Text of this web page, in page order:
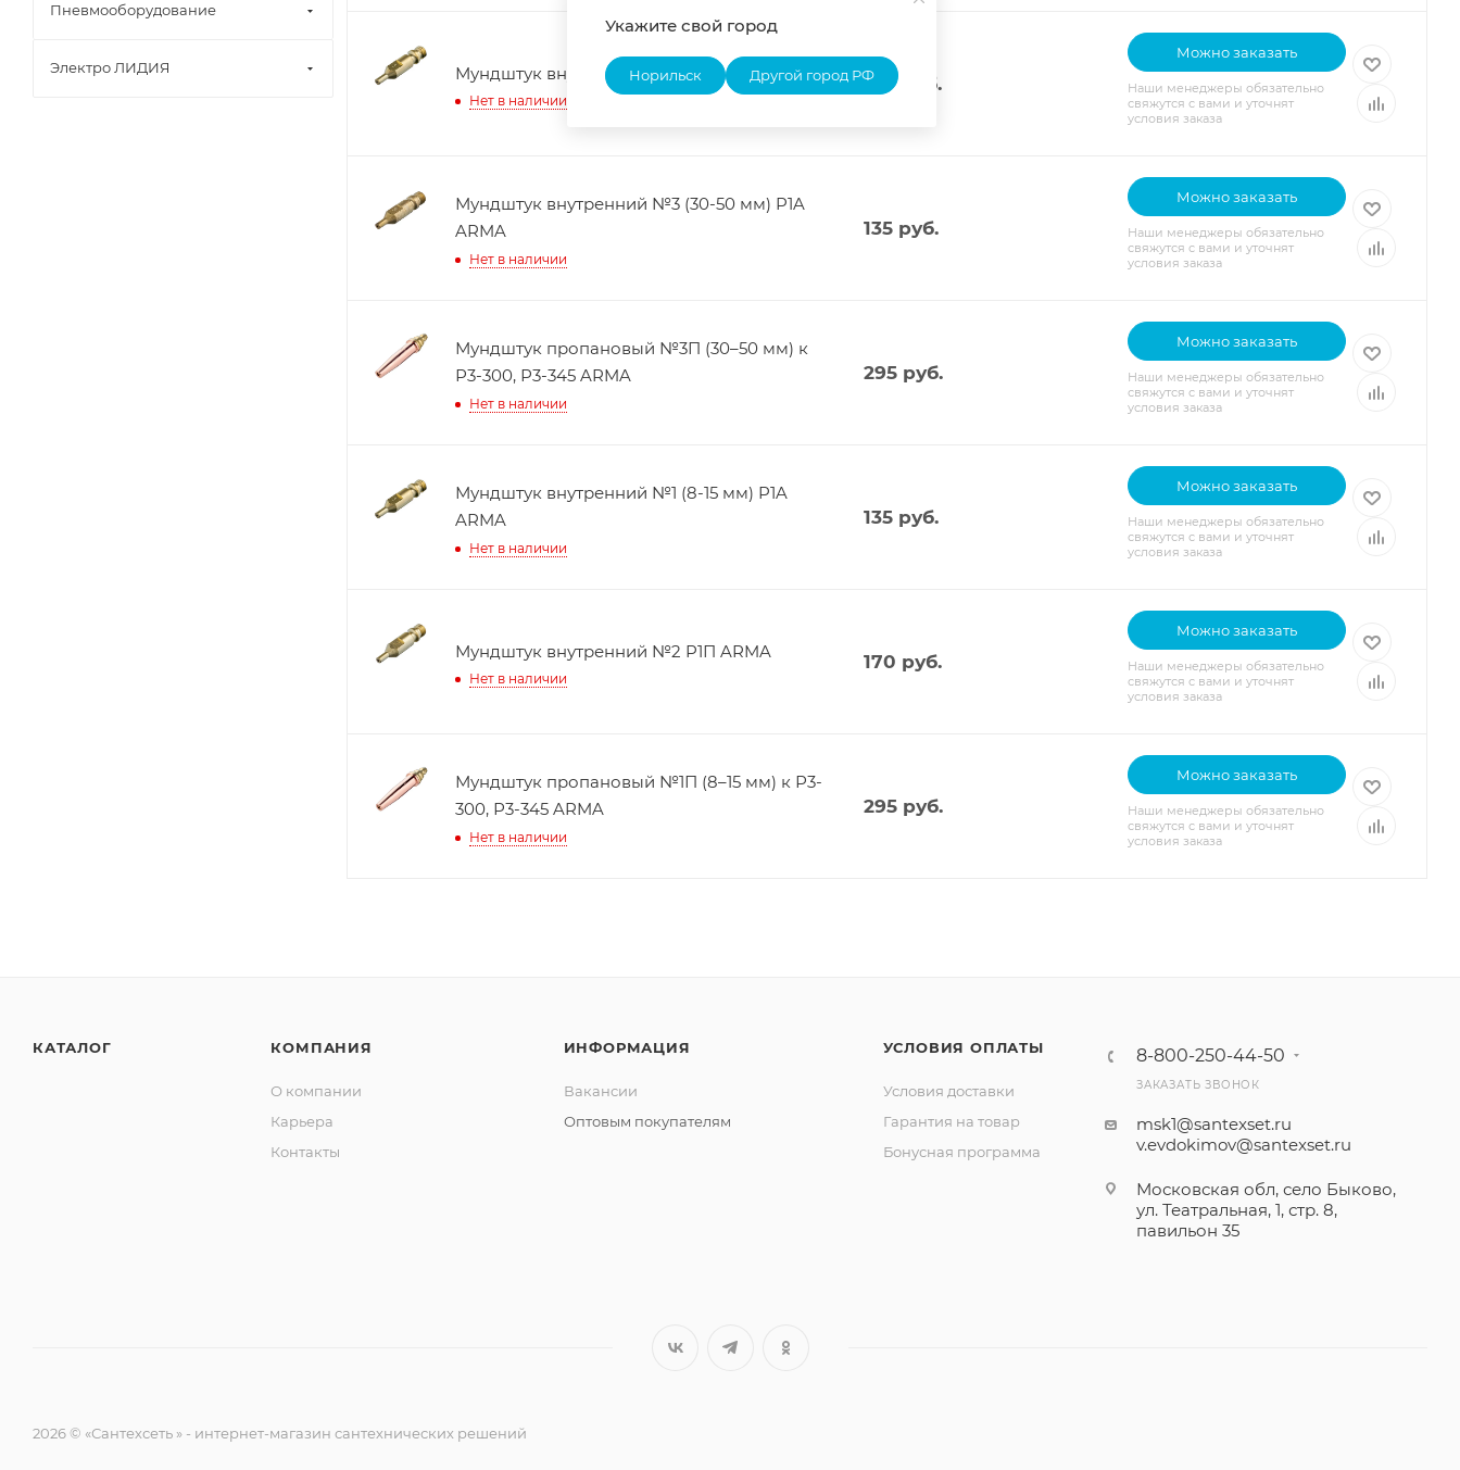
Мундштук внутренний №1 P1П ARMA
Нет в наличии
170руб.
Можно заказать
Наши менеджеры обязательно
свяжутся с вами и уточнят
условия заказа
Мундштук внутренний №3 (30-50 мм) P1A
ARMA
Нет в наличии
135руб.
Можно заказать
Наши менеджеры обязательно
свяжутся с вами и уточнят
условия заказа
Мундштук пропановый №3П (30–50 мм) к
Р3-300, Р3-345 ARMA
Нет в наличии
295руб.
Можно заказать
Наши менеджеры обязательно
свяжутся с вами и уточнят
условия заказа
Мундштук внутренний №1 (8-15 мм) P1A
ARMA
Нет в наличии
135руб.
Можно заказать
Наши менеджеры обязательно
свяжутся с вами и уточнят
условия заказа
Мундштук внутренний №2 P1П ARMA
Нет в наличии
170 руб.
Можно заказать
Наши менеджеры обязательно
свяжутся с вами и уточнят
условия заказа
Мундштук пропановый №1П (8–15 мм) к Р3-
300, Р3-345 ARMA
Нет в наличии
295руб.
Можно заказать
Наши менеджеры обязательно
свяжутся с вами и уточнят
условия заказа
Пневмооборудование
Электро ЛИДИЯ
КАТАЛОГ КОМПАНИЯ
О компании
Карьера
Контакты
ИНФОРМАЦИЯ
Вакансии
Оптовым покупателям
УСЛОВИЯ ОПЛАТЫ
Условия доставки
Гарантия на товар
Бонусная программа
8-800-250-44-50
ЗАКАЗАТЬ ЗВОНОК
msk1@santexset.ru
v.evdokimov@santexset.ru
Московская обл, село Быково,
ул. Театральная, 1, стр. 8,
павильон 35
2026 © «Сантехсеть » - интернет-магазин сантехнических решений
Укажите свой город
Норильск Другой город РФ